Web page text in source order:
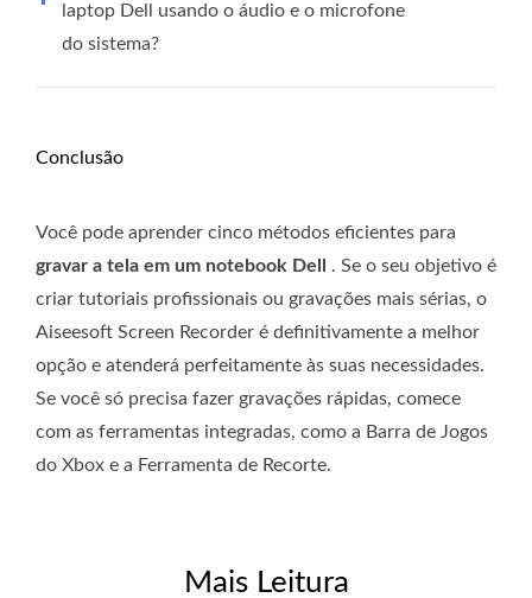
laptop Dell usando o áudio e o microfone
do sistema?
Conclusão
Você pode aprender cinco métodos eficientes para
gravar a tela em um notebook Dell
. Se o seu objetivo é
criar tutoriais profissionais ou gravações mais sérias, o
Aiseesoft Screen Recorder é definitivamente a melhor
opção e atenderá perfeitamente às suas necessidades.
Se você só precisa fazer gravações rápidas, comece
com as ferramentas integradas, como a Barra de Jogos
do Xbox e a Ferramenta de Recorte.
Mais Leitura